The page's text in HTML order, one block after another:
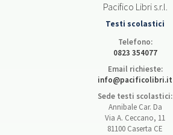
Pacifico Libri s.r.l.
Testi scolastici
Telefono:
0823 354077
Email richieste:
info@pacificolibri.it
Sede testi scolastici:
Annibale Car. Da
Via A. Ceccano, 11
81100 Caserta CE